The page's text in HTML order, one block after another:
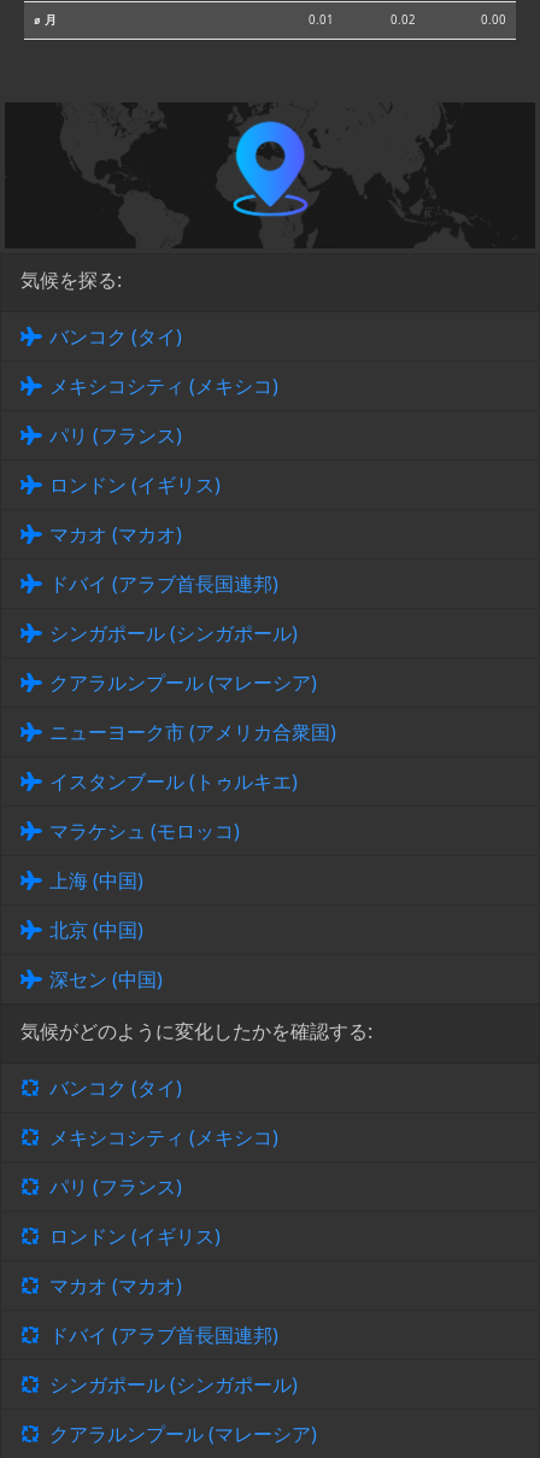
⌀ 月 0.01 0.02 0.00
気候を探る:
バンコク (タイ)
メキシコシティ (メキシコ)
パリ (フランス)
ロンドン (イギリス)
マカオ (マカオ)
ドバイ (アラブ首長国連邦)
シンガポール (シンガポール)
クアラルンプール (マレーシア)
ニューヨーク市 (アメリカ合衆国)
イスタンブール (トゥルキエ)
マラケシュ (モロッコ)
上海 (中国)
北京 (中国)
深セン (中国)
気候がどのように変化したかを確認する:
バンコク (タイ)
メキシコシティ (メキシコ)
パリ (フランス)
ロンドン (イギリス)
マカオ (マカオ)
ドバイ (アラブ首長国連邦)
シンガポール (シンガポール)
クアラルンプール (マレーシア)